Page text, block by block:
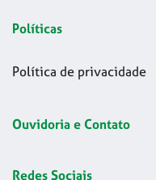
Políticas
Política de privacidade
Ouvidoria e Contato
Redes Sociais